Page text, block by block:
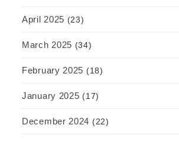
April 2025 (23)
March 2025 (34)
February 2025 (18)
January 2025 (17)
December 2024 (22)